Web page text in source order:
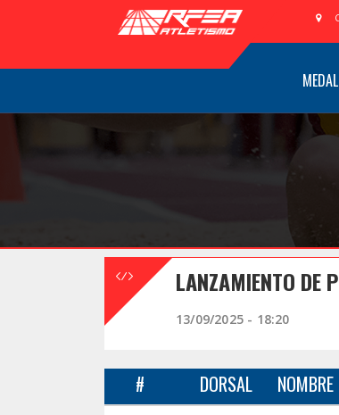
LANZAMIENTO DE
13/09/2025 - 18:20
# DORSAL NOMBRE